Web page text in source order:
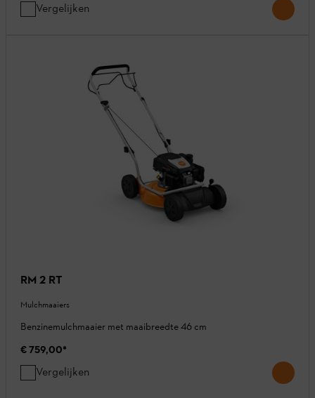
Vergelijken
RM 2 RT
Mulchmaaiers
Benzinemulchmaaier met maaibreedte 46 cm
€ 759,00*
Vergelijken